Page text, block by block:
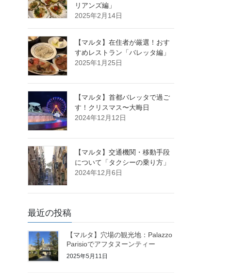
リアンズ編」
2025年2月14日
【マルタ】在住者が厳選！おす
すめレストラン「バレッタ編」
2025年1月25日
【マルタ】首都バレッタで過ご
す！クリスマス〜大晦日
2024年12月12日
【マルタ】交通機関・移動手段
について「タクシーの乗り方」
2024年12月6日
最近の投稿
【マルタ】穴場の観光地：Palazzo
Parisioでアフタヌーンティー
2025年5月11日